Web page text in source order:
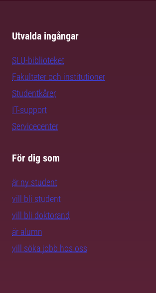
Utvalda ingångar
SLU-biblioteket
Fakulteter och institutioner
Studentkårer
IT-support
Servicecenter
För dig som
är ny student
vill bli student
vill bli doktorand
är alumn
vill söka jobb hos oss